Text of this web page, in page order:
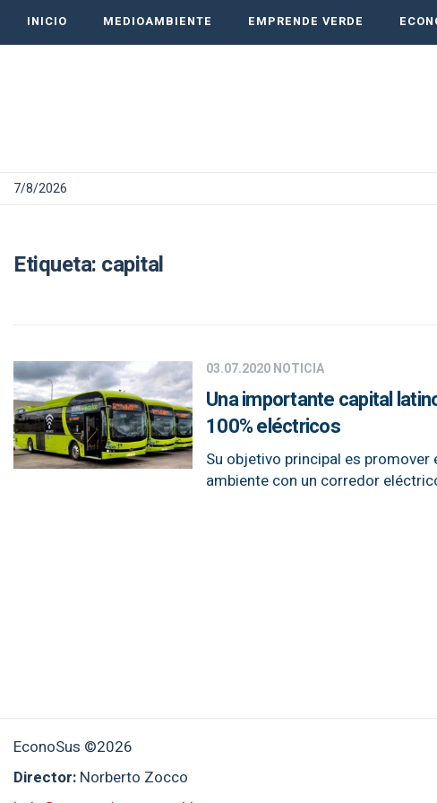
INICIO MEDIOAMBIENTE EMPRENDE VERDE
7/8/2026
Etiqueta: capital
03.07.2020NOTICIA
Una importante capital
100% eléctricos
Su objetivo principal es
ambiente con un corredor
EconoSus ©2026
Director: Norberto Zocco